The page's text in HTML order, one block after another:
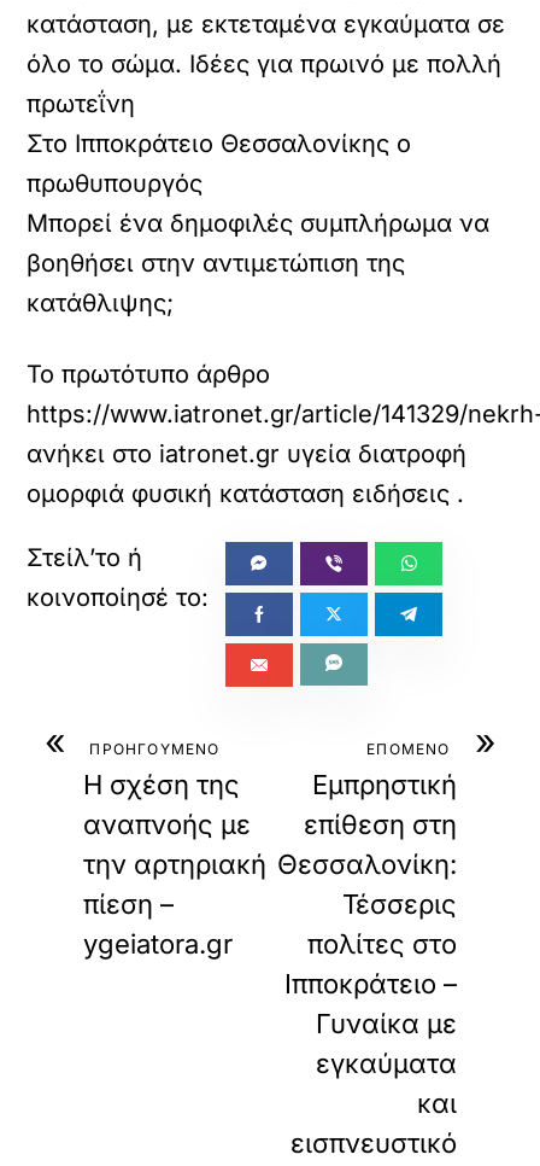
κατάσταση, με εκτεταμένα εγκαύματα σε
όλο το σώμα. Ιδέες για πρωινό με πολλή
πρωτεΐνη
Στο Ιπποκράτειο Θεσσαλονίκης ο
πρωθυπουργός
Μπορεί ένα δημοφιλές συμπλήρωμα να
βοηθήσει στην αντιμετώπιση της
κατάθλιψης;
Το πρωτότυπο άρθρο
https://www.iatronet.gr/article/141329/
ανήκει στο iatronet.gr υγεία διατροφή
ομορφιά φυσική κατάσταση ειδήσεις .
« ΠΡΟΗΓΟΥΜΕΝΟ
Η σχέση της
αναπνοής με
την αρτηριακή
πίεση –
ygeiatora.gr
»
ΕΠΟΜΕΝΟ
Εμπρηστική
επίθεση στη
Θεσσαλονίκη:
Τέσσερις
πολίτες στο
Ιπποκράτειο –
Γυναίκα με
εγκαύματα
και
εισπνευστικό